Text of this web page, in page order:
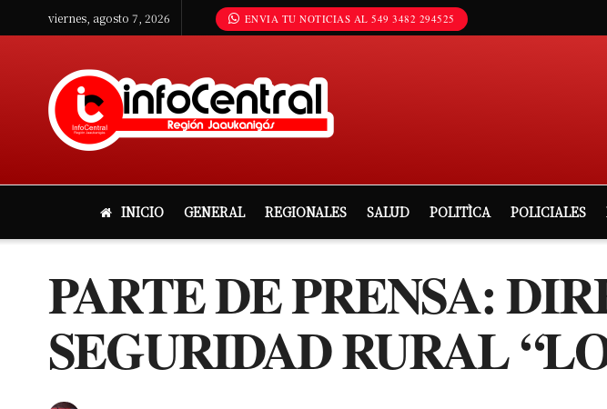
viernes, agosto 7, 2026 ENVIA TU NOTICIAS AL 549 3482 294525
INICIO GENERAL REGIONALES SALUD POLITÌCA POLICIALES
PARTE DE PRENSA:
SEGURIDAD RURAL